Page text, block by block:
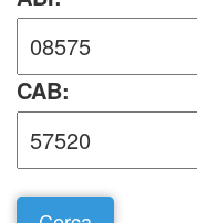
CAB: